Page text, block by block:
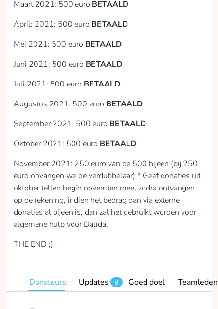
Maart 2021: 500 euro BETAALD
April: 2021: 500 euro BETAALD
Mei 2021: 500 euro BETAALD
Juni 2021: 500 euro BETAALD
Juli 2021: 500 euro BETAALD
Augustus 2021: 500 euro BETAALD
September 2021: 500 euro BETAALD
Oktober 2021: 500 euro BETAALD
November 2021: 250 euro van de 500 bijeen (bij 250
euro onvangen we de verdubbelaar) * Geef donaties uit
oktober tellen begin november mee, zodra ontvangen
op de rekening, indien het bedrag dan via externe
donaties al bijeen is, dan zal het gebruikt worden voor
algemene hulp voor Dalida.
THE END ;)
Donateurs Updates 9 Goed doel Teamleden